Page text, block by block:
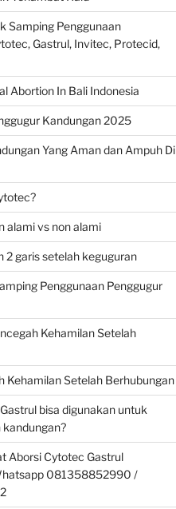
Samping Penggunaan
Gastrul, Invitec, Protecid,
Abortion In Bali Indonesia
Kandungan 2025
Yang Aman dan Ampuh Di
alami vs non alami
2 garis setelah keguguran
Penggunaan Penggugur
Kehamilan Setelah
Kehamilan Setelah Berhubungan
bisa digunakan untuk
Aborsi Cytotec Gastrul
081358852990 /